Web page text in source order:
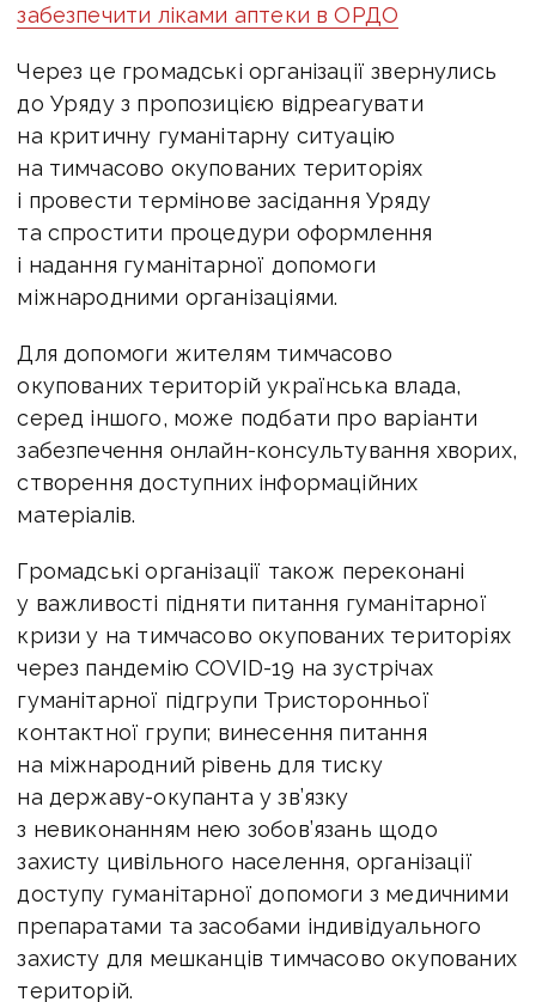
забезпечити ліками аптеки в ОРДО
Через це громадські організації звернулись
до Уряду з пропозицією відреагувати
на критичну гуманітарну ситуацію
на тимчасово окупованих територіях
і провести термінове засідання Уряду
та спростити процедури оформлення
і надання гуманітарної допомоги
міжнародними організаціями.
Для допомоги жителям тимчасово
окупованих територій українська влада,
серед іншого, може подбати про варіанти
забезпечення онлайн-консультування хворих,
створення доступних інформаційних
матеріалів.
Громадські організації також переконані
у важливості підняти питання гуманітарної
кризи у на тимчасово окупованих територіях
через пандемію СOVID-19 на зустрічах
гуманітарної підгрупи Тристоронньої
контактної групи; винесення питання
на міжнародний рівень для тиску
на державу-окупанта у зв’язку
з невиконанням нею зобов’язань щодо
захисту цивільного населення, організації
доступу гуманітарної допомоги з медичними
препаратами та засобами індивідуального
захисту для мешканців тимчасово окупованих
територій.